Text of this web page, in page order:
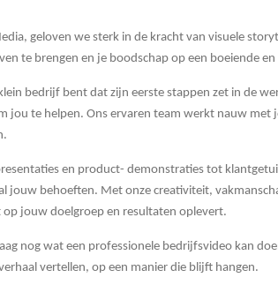
geloven we sterk in de kracht van visuele
te brengen en je boodschap op een boeiende
bedrijf bent dat zijn eerste stappen zet in de
jou te helpen. Ons ervaren team werkt nauw
en product- demonstraties tot
jouw behoeften. Met onze creativiteit,
op jouw doelgroep en resultaten oplevert.
nog wat een professionele bedrijfsvideo kan
vertellen, op een manier die blijft hangen.